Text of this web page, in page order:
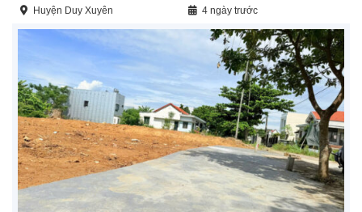
Huyện Duy Xuyên 4 ngày trước